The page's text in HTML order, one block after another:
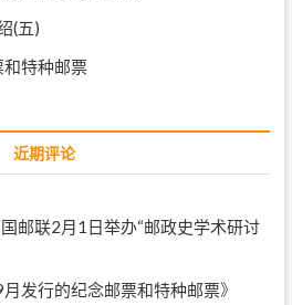
(五)
特种邮票
近期评论
邮联2月1日举办“邮政史学术研讨
发行的纪念邮票和特种邮票》